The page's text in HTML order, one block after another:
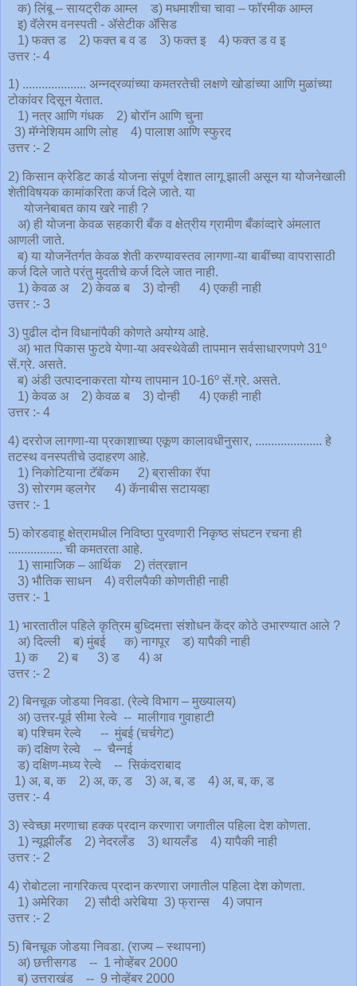
क) लिंबू – सायट्रीक आम्ल ड) मधमाशीचा चावा – फॉरमीक आम्ल
इ) वॅलेरम वनस्पती - ॲसेटीक ॲसिड
1) फक्त ड 2) फक्त ब व ड 3) फक्त इ 4) फक्त ड व इ
उत्तर :- 4
1) .................... अन्नद्रव्यांच्या कमतरतेची लक्षणे खोडांच्या आणि मुळांच्या
टोकांवर दिसून येतात.
1) नत्र आणि गंधक 2) बोरॉन आणि चुना
3) मॅग्नेशियम आणि लोह 4) पालाश आणि स्फुरद
उत्तर :- 2
2) किसान क्रेडिट कार्ड योजना संपूर्ण देशात लागू झाली असून या योजनेखाली
शेतीविषयक कामांकरिता कर्ज दिले जाते. या
योजनेबाबत काय खरे नाही ?
अ) ही योजना केवळ सहकारी बँक व क्षेत्रीय ग्रामीण बँकांव्दारे अंमलात
आणली जाते.
ब) या योजनेंतर्गत केवळ शेती करण्यावस्तव लागणा-या बाबींच्या वापरासाठी
कर्ज दिले जाते परंतु मुदतीचे कर्ज दिले जात नाही.
1) केवळ अ 2) केवळ ब 3) दोन्ही 4) एकही नाही
उत्तर :- 3
3) पुढील दोन विधानांपैकी कोणते अयोग्य आहे.
अ) भात पिकास फुटवे येणा-या अवस्थेवेळी तापमान सर्वसाधारणपणे 31º
सें.ग्रे. असते.
ब) अंडी उत्पादनाकरता योग्य तापमान 10-16º सें.ग्रे. असते.
1) केवळ अ 2) केवळ ब 3) दोन्ही 4) एकही नाही
उत्तर :- 4
4) दररोज लागणा-या प्रकाशाच्या एकूण कालावधीनुसार, ..................... हे
तटस्थ वनस्पतीचे उदाहरण आहे.
1) निकोटियाना टॅबॅकम 2) ब्रासीका रॅपा
3) सोरगम व्हलगेर 4) कॅनाबीस सटायव्हा
उत्तर :- 1
5) कोरडवाहू क्षेत्रामधील निविष्ठा पुरवणारी ‍निकृष्ठ संघटन रचना ही
................. ची कमतरता आहे.
1) सामाजिक – आर्थिक 2) तंत्रज्ञान
3) भौतिक साधन 4) वरीलपैकी कोणतीही नाही
उत्तर :- 1
1) भारतातील पहिले कृत्रिम बुध्दिमत्ता संशोधन केंद्र कोठे उभारण्यात आले ?
अ) दिल्ली ब) मुंबई क) नागपूर ड) यापैकी नाही
1) क 2) ब 3) ड 4) अ
उत्तर :- 2
2) बिनचूक जोडया निवडा. (रेल्वे विभाग – मुख्यालय)
अ) उत्तर-पूर्व सीमा रेल्वे -- मालीगाव गुवाहाटी
ब) पश्चिम रेल्वे -- मुंबई (चर्चगेट)
क) दक्षिण रेल्वे -- चैन्नई
ड) दक्षिण-मध्य रेल्वे -- सिकंदराबाद
1) अ, ब, क 2) अ, क, ड 3) अ, ब, ड 4) अ, ब, क, ड
उत्तर :- 4
3) स्वेच्छा मरणाचा हक्क प्रदान करणारा जगातील पहिला देश कोणता.
1) न्यूझीलँड 2) नेदरलँड 3) थायलँड 4) यापैकी नाही
उत्तर :- 2
4) रोबोटला नागरिकत्व प्रदान करणारा जगातील पहिला देश कोणता.
1) अमेरिका 2) सौदी अरेबिया 3) फ्रान्स 4) जपान
उत्तर :- 2
5) बिनचूक जोडया निवडा. (राज्य – स्थापना)
अ) छत्तीसगड -- 1 नोव्हेंबर 2000
ब) उत्तराखंड -- 9 नोव्हेंबर 2000